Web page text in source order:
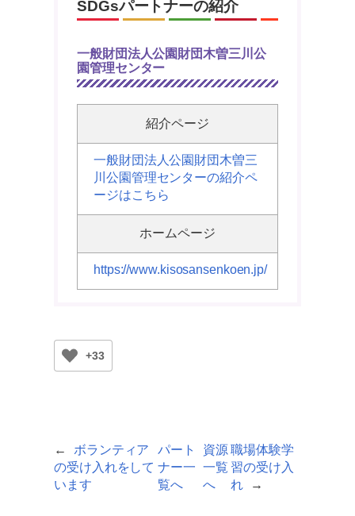
SDGsパートナーの紹介
一般財団法人公園財団木曽三川公
園管理センター
紹介ページ
一般財団法人公園財団木曽三
川公園管理センターの紹介ペ
ージはこちら
ホームページ
https://www.kisosansenkoen.jp/
+33
←
ボランティア
の受け入れをして
います
パート
ナー一
覧へ
資源
一覧
へ
職場体験学
習の受け入
れ
→